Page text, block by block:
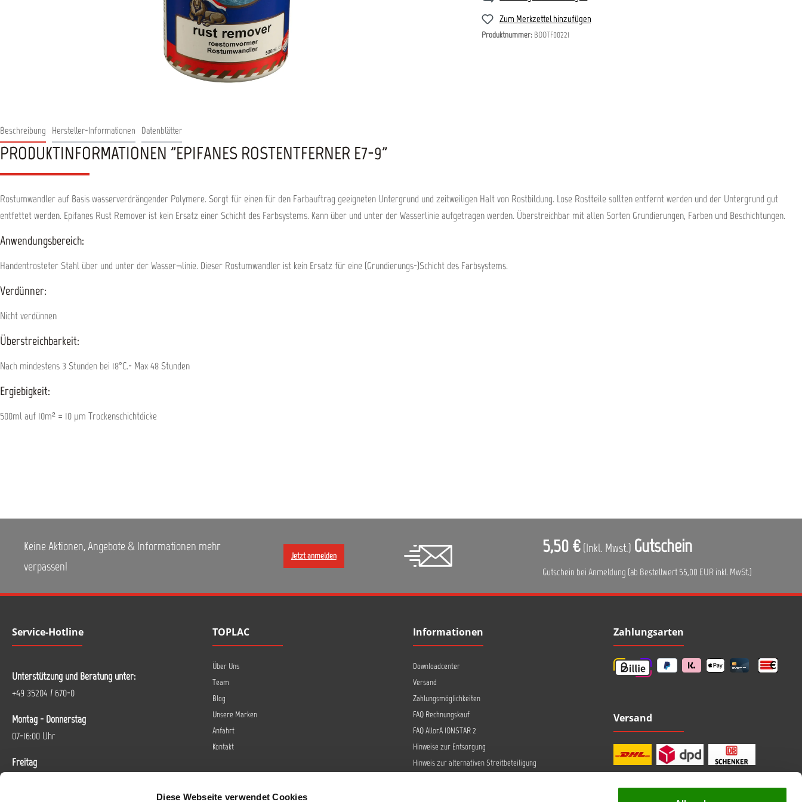
Diese Webseite verwendet Cookies
Zum Merkzettel hinzufügen
Produktnummer: BOOTF00221
Beschreibung Hersteller-Informationen Datenblätter
PRODUKTINFORMATIONEN "EPIFANES ROSTENTFERNER E7-9"
Rostumwandler auf Basis wasserverdrängender Polymere. Sorgt für einen für den Farbauftrag geeigneten Untergrund und zeitweiligen Halt von Rostbildung. Lose Rostteile sollten entfernt werden und der Untergrund gut
entfettet werden. Epifanes Rust Remover ist kein Ersatz einer Schicht des Farbsystems. Kann über und unter der Wasserlinie aufgetragen werden. Überstreichbar mit allen Sorten Grundierungen, Farben und Beschichtungen.
Anwendungsbereich:
Handentrosteter Stahl über und unter der Wasser¬linie. Dieser Rostumwandler ist kein Ersatz für eine (Grundierungs-)Schicht des Farbsystems.
Verdünner:
Nicht verdünnen
Überstreichbarkeit:
Nach mindestens 3 Stunden bei 18°C.- Max 48 Stunden
Ergiebigkeit:
500ml auf 10m² = 10 µm Trockenschichtdicke
Keine Aktionen, Angebote & Informationen mehr
verpassen!
Jetzt anmelden 5,50 € (Inkl. Mwst.) Gutschein
Gutschein bei Anmeldung (ab Bestellwert 55,00 EUR inkl. MwSt.)
Service-Hotline
Unterstützung und Beratung unter:
+49 35204 / 670-0
Montag - Donnerstag
07-16:00 Uhr
Freitag
TOPLAC
Über Uns
Team
Blog
Unsere Marken
Anfahrt
Kontakt
Informationen
Downloadcenter
Versand
Zahlungsmöglichkeiten
FAQ Rechnungskauf
FAQ AllorA IONSTAR 2
Hinweise zur Entsorgung
Hinweis zur alternativen Streitbeteiligung
Zahlungsarten
Versand